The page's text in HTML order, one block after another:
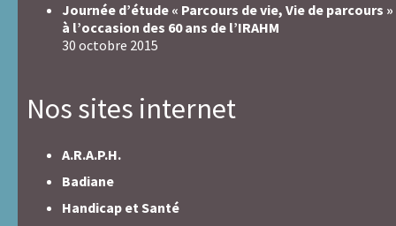
Journée d’étude « Parcours de vie, Vie de parcours »
à l’occasion des 60 ans de l’IRAHM
30 octobre 2015
Nos sites internet
A.R.A.P.H.
Badiane
Handicap et Santé